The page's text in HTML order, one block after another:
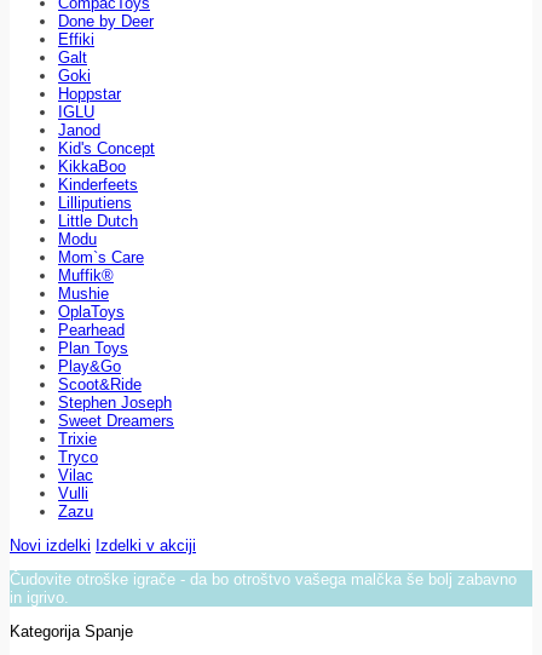
Done by Deer
Effiki
Galt
Goki
Hoppstar
IGLU
Janod
Kid's Concept
KikkaBoo
Kinderfeets
Lilliputiens
Little Dutch
Modu
Mom`s Care
Muffik®
Mushie
OplaToys
Pearhead
Plan Toys
Play&Go
Scoot&Ride
Stephen Joseph
Sweet Dreamers
Trixie
Tryco
Vilac
Vulli
Zazu
Novi izdelki Izdelki v akciji
Čudovite otroške igrače - da bo otroštvo vašega malčka še bolj zabavno
in igrivo.
Kategorija Spanje